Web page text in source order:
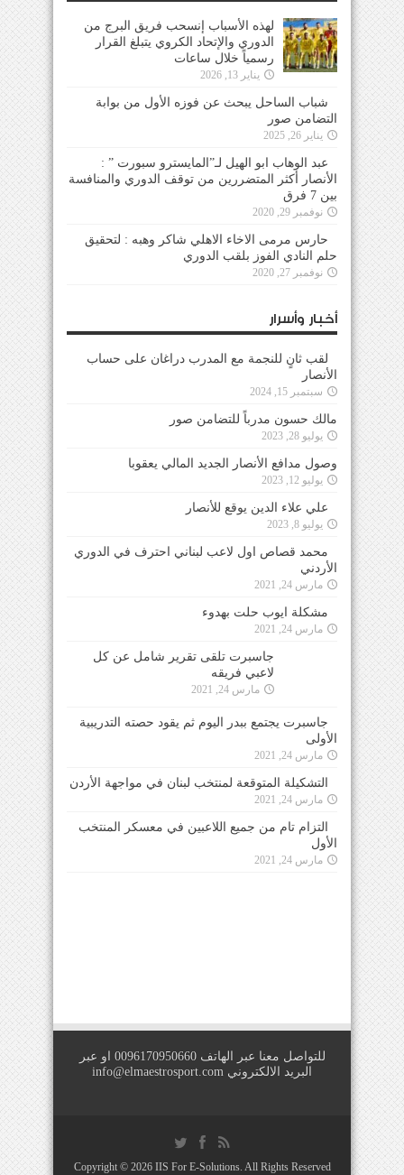
لهذه الأسباب إنسحب فريق البرج من
الدوري والإتحاد الكروي يتبلغ القرار
رسمياً خلال ساعات
يناير 13, 2026
شباب الساحل يبحث عن فوزه الأول من بوابة
التضامن صور
يناير 26, 2025
عبد الوهاب ابو الهيل لـ”المايسترو سبورت ” :
الأنصار أكثر المتضررين من توقف الدوري والمنافسة
بين 7 فرق
نوفمبر 29, 2020
حارس مرمى الاخاء الاهلي شاكر وهبه : لتحقيق
حلم النادي الفوز بلقب الدوري
نوفمبر 27, 2020
أخبار وأسرار
لقب ثانٍ للنجمة مع المدرب دراغان على حساب
الأنصار
سبتمبر 15, 2024
مالك حسون مدرباً للتضامن صور
يوليو 28, 2023
وصول مدافع الأنصار الجديد المالي يعقوبا
يوليو 12, 2023
علي علاء الدين يوقع للأنصار
يوليو 8, 2023
محمد قصاص اول لاعب لبناني احترف في الدوري
الأردني
مارس 24, 2021
مشكلة ايوب حلت بهدوء
مارس 24, 2021
جاسبرت تلقى تقرير شامل عن كل لاعبي فريقه
الأولى
مارس 24, 2021
التشكيلة المتوقعة لمنتخب لبنان في مواجهة الأردن
مارس 24, 2021
التزام تام من جميع اللاعبين في معسكر المنتخب
الأول
مارس 24, 2021
للتواصل معنا عبر الهاتف 0096170950660 او عبر
البريد الالكتروني info@elmaestrosport.com
IIS For E-Solutions